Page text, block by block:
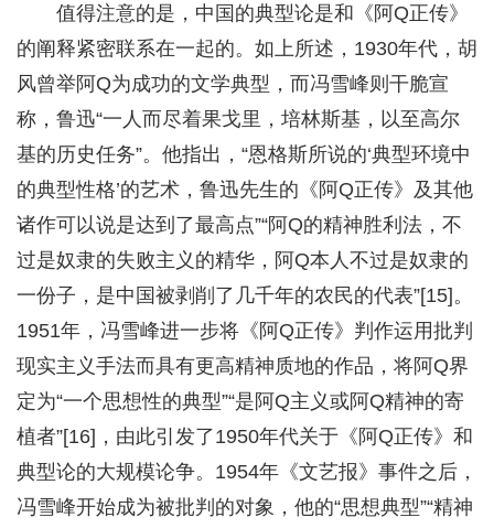
值得注意的是，中国的典型论是和《阿Q正传》
的阐释紧密联系在一起的。如上所述，1930年代，胡
风曾举阿Q为成功的文学典型，而冯雪峰则干脆宣
称，鲁迅“一人而尽着果戈里，培林斯基，以至高尔
基的历史任务”。他指出，“恩格斯所说的‘典型环境中
的典型性格’的艺术，鲁迅先生的《阿Q正传》及其他
诸作可以说是达到了最高点”“阿Q的精神胜利法，不
过是奴隶的失败主义的精华，阿Q本人不过是奴隶的
一份子，是中国被剥削了几千年的农民的代表”[15]。
1951年，冯雪峰进一步将《阿Q正传》判作运用批判
现实主义手法而具有更高精神质地的作品，将阿Q界
定为“一个思想性的典型”“是阿Q主义或阿Q精神的寄
植者”[16]，由此引发了1950年代关于《阿Q正传》和
典型论的大规模论争。1954年《文艺报》事件之后，
冯雪峰开始成为被批判的对象，他的“思想典型”“精神